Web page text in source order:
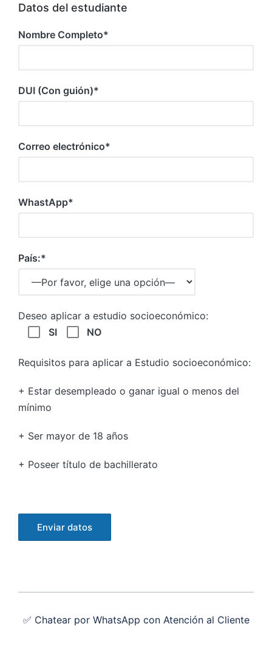
Datos del estudiante
Nombre Completo*
DUI (Con guión)*
Correo electrónico*
WhastApp*
País:*
Deseo aplicar a estudio socioeconómico:
SI
NO
Requisitos para aplicar a Estudio socioeconómico:
+ Estar desempleado o ganar igual o menos del
mínimo
+ Ser mayor de 18 años
+ Poseer título de bachillerato
✅ Chatear por WhatsApp con Atención al Cliente